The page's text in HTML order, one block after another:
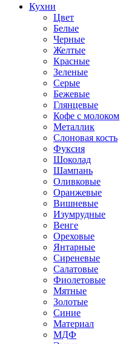
Кухни
Цвет
Белые
Черные
Желтые
Красные
Зеленые
Серые
Бежевые
Глянцевые
Кофе с молоком
Металлик
Слоновая кость
Фуксия
Шоколад
Шампань
Оливковые
Оранжевые
Вишневые
Изумрудные
Венге
Ореховые
Янтарные
Сиреневые
Салатовые
Фиолетовые
Мятные
Золотые
Синие
Материал
МДФ